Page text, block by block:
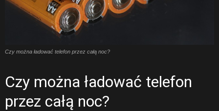
Czy można ładować telefon przez całą noc?
Czy można ładować telefon
przez całą noc?